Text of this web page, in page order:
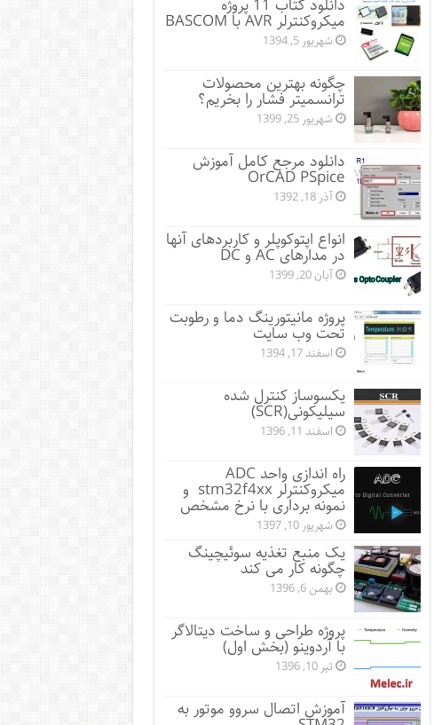
دانلود کتاب 11 پروژه
میکروکنترلر AVR با BASCOM
شهریور 5, 1394
چگونه بهترین محصولات
ترانسمیتر فشار را بخریم؟
شهریور 25, 1399
دانلود مرجع کامل آموزش
OrCAD PSpice
آذر 18, 1392
انواع اپتوکوپلر و کاربردهای آنها
در مدارهای AC و DC
آبان 20, 1399
پروژه مانيتورينگ دما و رطوبت
تحت وب سایت
اسفند 17, 1394
یکسوساز کنترل شده
سیلیکونی(SCR)
اسفند 11, 1396
راه اندازی واحد ADC
میکروکنترلر stm32f4xx و
نمونه برداری با نرخ مشخص
شهریور 10, 1397
یک منبع تغذیه سوئیچینگ
چگونه کار می کند
بهمن 6, 1396
پروژه طراحی و ساخت دیتالاگر
با آردوینو (بخش اول)
تیر 10, 1396
آموزش اتصال سروو موتور به